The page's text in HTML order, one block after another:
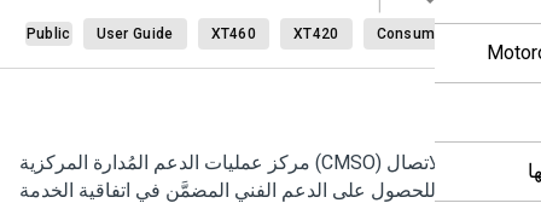
Consumer
XT420
XT460
User Guide
Public
مركز عمليات الدعم المُدارة المركزية (CMSO) هو جهة الاتصال
للحصول على الدعم الفني المضمَّن في اتفاقية الخدمة